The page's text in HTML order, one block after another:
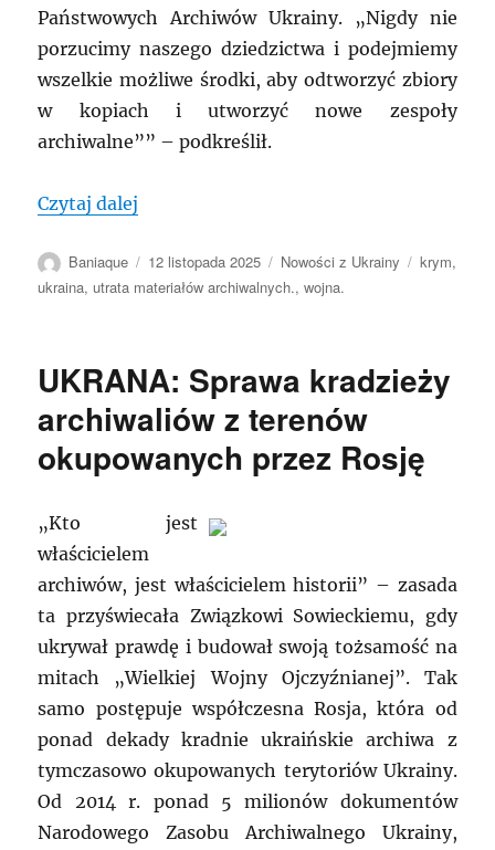
Państwowych Archiwów Ukrainy. „Nigdy nie
porzucimy naszego dziedzictwa i podejmiemy
wszelkie możliwe środki, aby odtworzyć zbiory
w kopiach i utworzyć nowe zespoły
archiwalne”” – podkreślił.
Czytaj dalej
Autor
Baniaque
Data
publikacji
12 listopada 2025 Kategorie
Nowości z Ukrainy Tagi
krym,
ukraina, utrata materiałów archiwalnych.,wojna.
UKRANA: Sprawa kradzieży
archiwaliów z terenów
okupowanych przez Rosję
„Kto jest
właścicielem
archiwów, jest właścicielem historii” – zasada
ta przyświecała Związkowi Sowieckiemu, gdy
ukrywał prawdę i budował swoją tożsamość na
mitach „Wielkiej Wojny Ojczyźnianej”. Tak
samo postępuje współczesna Rosja, która od
ponad dekady kradnie ukraińskie archiwa z
tymczasowo okupowanych terytoriów Ukrainy.
Od 2014 r. ponad 5 milionów dokumentów
Narodowego Zasobu Archiwalnego Ukrainy,